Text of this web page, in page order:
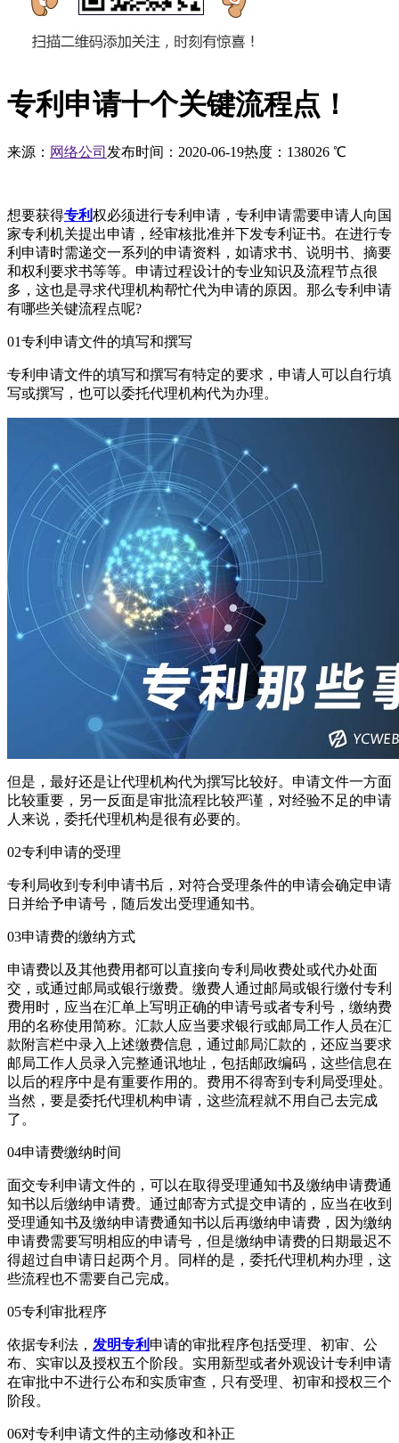
专利申请十个关键流程点！
来源： 网络公司 发布时间：2020-06-19热度： 138026 ℃
想要获得专利权必须进行专利申请，专利申请需要申请人向国
家专利机关提出申请，经审核批准并下发专利证书。在进行专
利申请时需递交一系列的申请资料，如请求书、说明书、摘要
和权利要求书等等。申请过程设计的专业知识及流程节点很
多，这也是寻求代理机构帮忙代为申请的原因。那么专利申请
有哪些关键流程点呢?
01专利申请文件的填写和撰写
专利申请文件的填写和撰写有特定的要求，申请人可以自行填
写或撰写，也可以委托代理机构代为办理。
但是，最好还是让代理机构代为撰写比较好。申请文件一方面
比较重要，另一反面是审批流程比较严谨，对经验不足的申请
人来说，委托代理机构是很有必要的。
02专利申请的受理
专利局收到专利申请书后，对符合受理条件的申请会确定申请
日并给予申请号，随后发出受理通知书。
03申请费的缴纳方式
申请费以及其他费用都可以直接向专利局收费处或代办处面
交，或通过邮局或银行缴费。缴费人通过邮局或银行缴付专利
费用时，应当在汇单上写明正确的申请号或者专利号，缴纳费
用的名称使用简称。汇款人应当要求银行或邮局工作人员在汇
款附言栏中录入上述缴费信息，通过邮局汇款的，还应当要求
邮局工作人员录入完整通讯地址，包括邮政编码，这些信息在
以后的程序中是有重要作用的。费用不得寄到专利局受理处。
当然，要是委托代理机构申请，这些流程就不用自己去完成
了。
04申请费缴纳时间
面交专利申请文件的，可以在取得受理通知书及缴纳申请费通
知书以后缴纳申请费。通过邮寄方式提交申请的，应当在收到
受理通知书及缴纳申请费通知书以后再缴纳申请费，因为缴纳
申请费需要写明相应的申请号，但是缴纳申请费的日期最迟不
得超过自申请日起两个月。同样的是，委托代理机构办理，这
些流程也不需要自己完成。
05专利审批程序
依据专利法， 发明专利 申请的审批程序包括受理、初审、公
布、实审以及授权五个阶段。实用新型或者外观设计专利申请
在审批中不进行公布和实质审查，只有受理、初审和授权三个
阶段。
06对专利申请文件的主动修改和补正